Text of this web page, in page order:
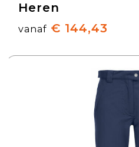
Heren
vanaf € 144,43